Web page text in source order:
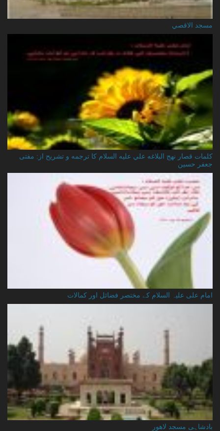
مسجد الاقصي
کلمات قصار نهج البلاغه علي عليه السلام کا ترجمه و تشریح از: مفتی
جعفر حسین
امام علی علیہ السلام کے مختصر فضائل اور کمالات
بادشاہی مسجد لاهور